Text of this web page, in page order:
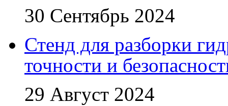
30 Сентябрь 2024
Стенд для разборки
точности и
29 Август 2024